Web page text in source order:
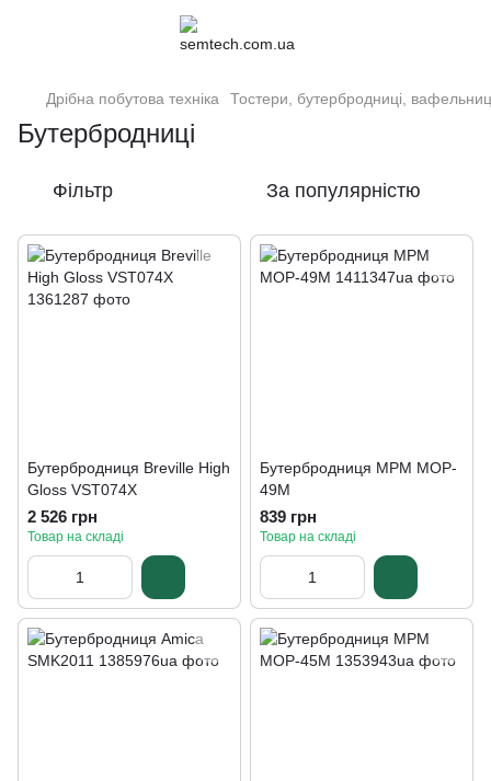
Дрібна побутова техніка Тостери, бутербродниці,
Бутербродниці
Фільтр За популярністю
Бутербродниця Breville High
Gloss VST074X
2 526 грн
Товар на складі
Бутербродниця MPM MOP-
49M
839 грн
Товар на складі